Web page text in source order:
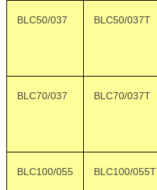
BLC50/037 BLC50/037T
BLC70/037 BLC70/037T
BLC100/055 BLC100/055T